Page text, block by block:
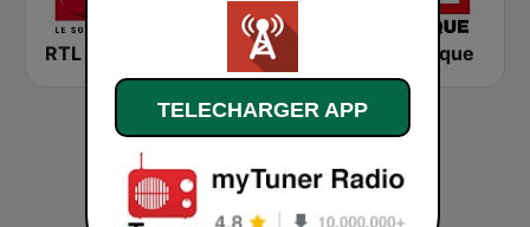
RTL 2 RFI Afrique
TELECHARGER APP